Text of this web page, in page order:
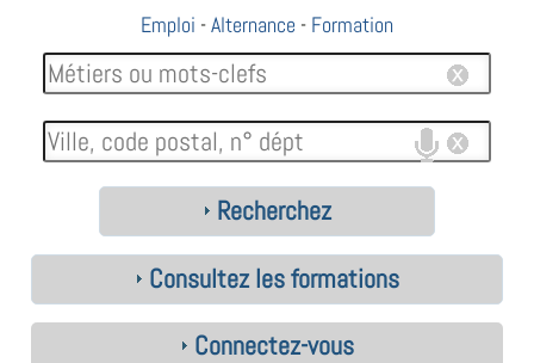
Emploi -Alternance - Formation
Recherchez
Consultez les formations
Connectez-vous